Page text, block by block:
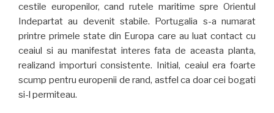
cestile europenilor, cand rutele maritime spre Orientul
Indepartat au devenit stabile. Portugalia s-a numarat
printre primele state din Europa care au luat contact cu
ceaiul si au manifestat interes fata de aceasta planta,
realizand importuri consistente. Initial, ceaiul era foarte
scump pentru europenii de rand, astfel ca doar cei bogati
si-l permiteau.